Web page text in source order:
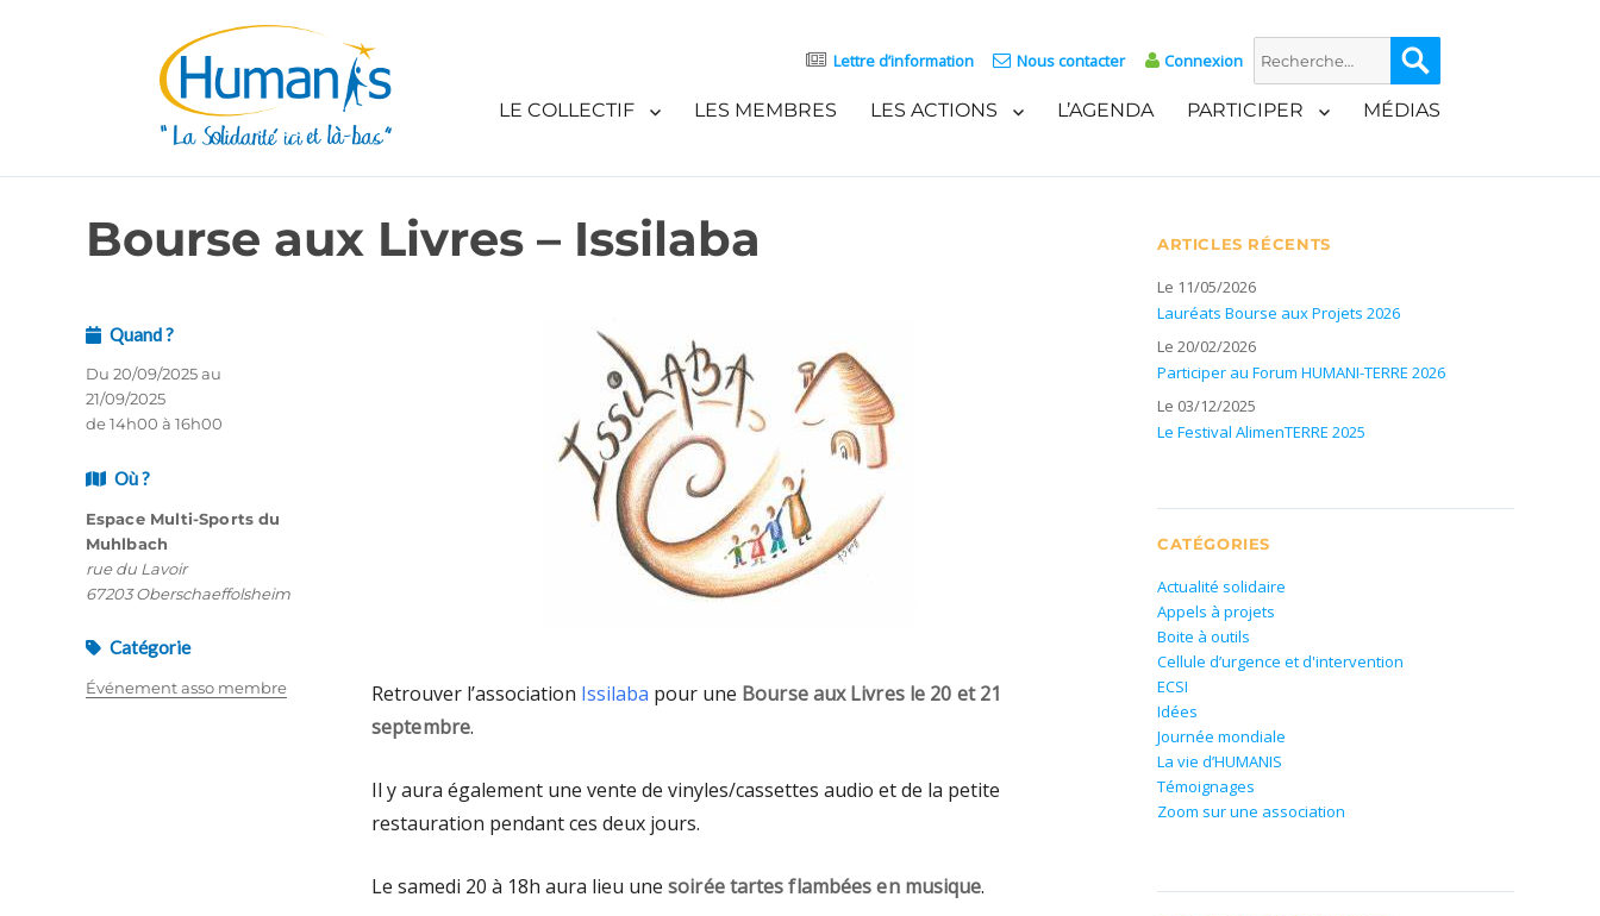
Lettre d’information Nous contacter Connexion
Recherche
pour :
LE COLLECTIF LES MEMBRES LES ACTIONS L’AGENDA PARTICIPER MÉDIAS
Bourse aux Livres – Issilaba
Retrouver l’association Issilaba pour une Bourse aux Livres le 20 et 21
septembre.
Il y aura également une vente de vinyles/cassettes audio et de la petite
restauration pendant ces deux jours.
Le samedi 20 à 18h aura lieu une soirée tartes flambées en musique.
Quand ?
Du 20/09/2025 au
21/09/2025
de 14h00 à 16h00
Où ?
Espace Multi-Sports du
Muhlbach
rue du Lavoir
67203 Oberschaeffolsheim
Catégorie
Événement asso membre
ARTICLES RÉCENTS
Le 11/05/2026
Lauréats Bourse aux Projets 2026
Le 20/02/2026
Participer au Forum HUMANI-TERRE 2026
Le 03/12/2025
Le Festival AlimenTERRE 2025
CATÉGORIES
Actualité solidaire
Appels à projets
Boite à outils
Cellule d’urgence et d'intervention
ECSI
Idées
Journée mondiale
La vie d’HUMANIS
Témoignages
Zoom sur une association